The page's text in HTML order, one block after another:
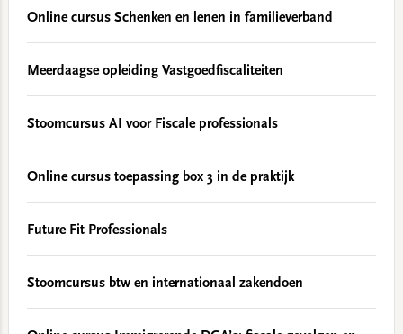
Online cursus Schenken en lenen in familieverband
Meerdaagse opleiding Vastgoedfiscaliteiten
Stoomcursus AI voor Fiscale professionals
Online cursus toepassing box 3 in de praktijk
Future Fit Professionals
Stoomcursus btw en internationaal zakendoen